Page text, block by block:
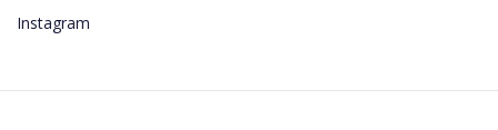
Instagram